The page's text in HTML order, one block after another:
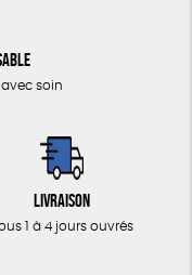
soin
Livraison
1 à 4 jours ouvrés